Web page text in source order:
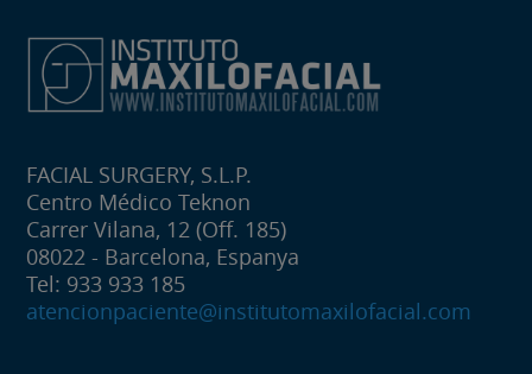
FACIAL SURGERY, S.L.P.
Centro Médico Teknon
Carrer Vilana, 12 (Off. 185)
08022 - Barcelona, Espanya
Tel: 933 933 185
atencionpaciente@institutomaxilofacial.com